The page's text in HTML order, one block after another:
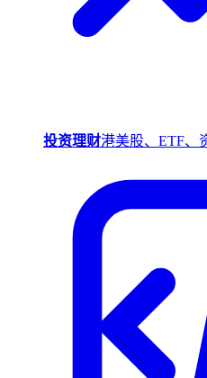
投资理财港美股、ETF、